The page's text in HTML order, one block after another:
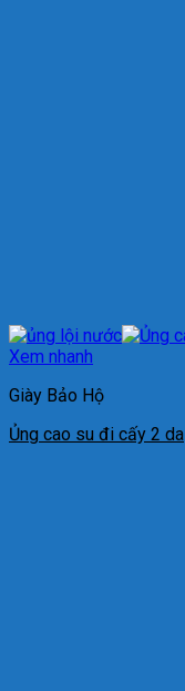
Xem nhanh
Giày Bảo Hộ
Ủng cao su đi cấy 2 da